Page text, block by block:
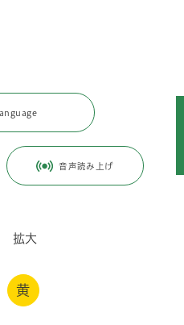
音声読み上げ
拡大
黄
道 > 記者への情報提供
イデン化学アリーナさ
ール施設で、大腸菌が検出されまし
からプールの利用を一時中止しま